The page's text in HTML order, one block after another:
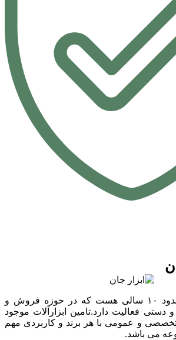
مجموعه ابزار جان حدود ۱۰ سالی هست که در حوزه فروش و
و دستی فعالیت دارد.تامین ابزارآلات موجود
تخصصی و عمومی با هر برند و کاربردی مهم
می باشد.